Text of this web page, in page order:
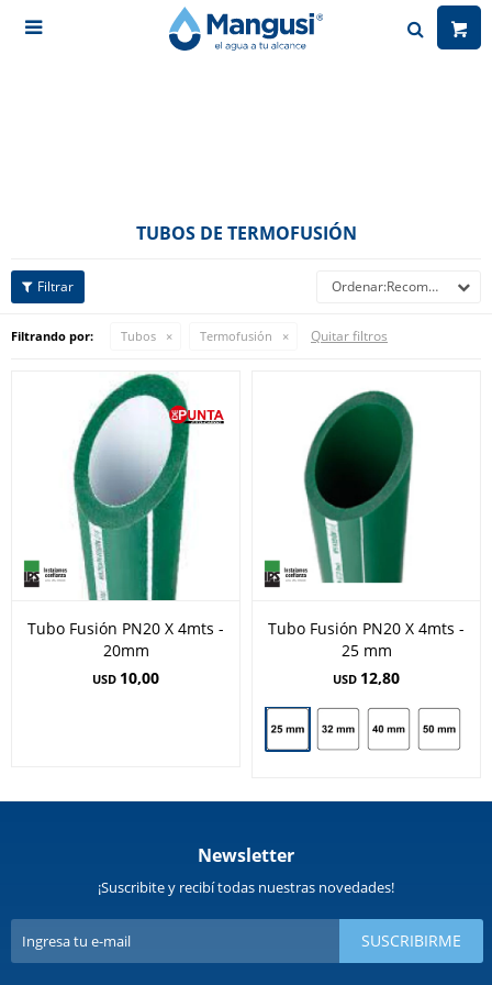

TUBOS DE TERMOFUSIÓN
Recomendados
Filtrando por: Tubos Termofusión Quitar filtros
Tubo Fusión PN20 X 4mts -
20mm
USD 10,00
Tubo Fusión PN20 X 4mts -
25 mm
USD 12,80
Newsletter
¡Suscribite y recibí todas nuestras novedades!
SUSCRIBIRME